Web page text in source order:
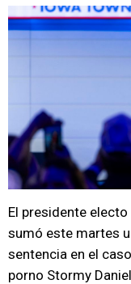
El presidente
sumó este martes
sentencia en el
porno Stormy